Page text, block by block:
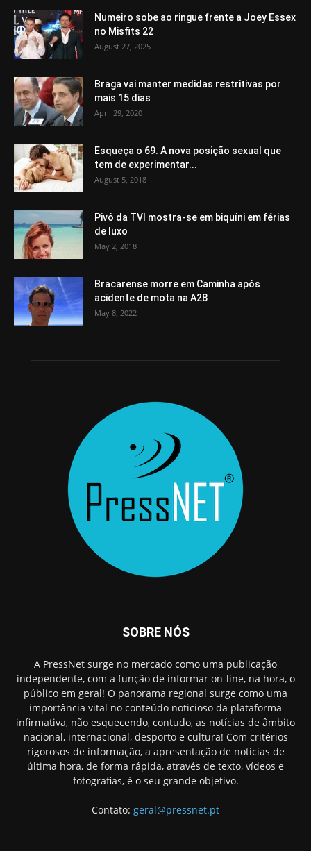
Numeiro sobe ao ringue frente a Joey Essex
no Misfits 22
August 27, 2025
Braga vai manter medidas restritivas por
mais 15 dias
April 29, 2020
Esqueça o 69. A nova posição sexual que
tem de experimentar...
August 5, 2018
Pivô da TVI mostra-se em biquíni em férias
de luxo
May 2, 2018
Bracarense morre em Caminha após
acidente de mota na A28
May 8, 2022
SOBRE NÓS
A PressNet surge no mercado como uma publicação
independente, com a função de informar on-line, na hora, o
público em geral! O panorama regional surge como uma
importância vital no conteúdo noticioso da plataforma
infirmativa, não esquecendo, contudo, as notícias de âmbito
nacional, internacional, desporto e cultura! Com critérios
rigorosos de informação, a apresentação de noticias de
última hora, de forma rápida, através de texto, vídeos e
fotografias, é o seu grande objetivo.
Contato: geral@pressnet.pt